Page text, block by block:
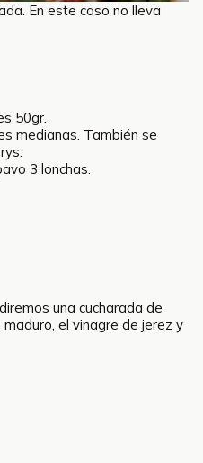
En este caso no lleva
50gr.
medianas. También se
3 lonchas.
una cucharada de
el vinagre de jerez y